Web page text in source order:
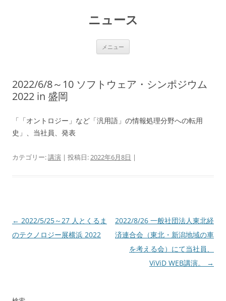
ニュース
メニュー
2022/6/8～10 ソフトウェア・シンポジウム
2022 in 盛岡
「「オントロジー」など「汎用語」の情報処理分野への転用
史」、当社員、発表
カテゴリー:講演 | 投稿日:2022年6月8日 |
投
稿
← 2022/5/25～27 人とくるま
のテクノロジー展横浜 2022
2022/8/26 一般社団法人東北経
済連合会（東北・新潟地域の車
を考える会）にて当社員、
ViViD WEB講演。
→